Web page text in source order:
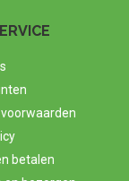
betalen